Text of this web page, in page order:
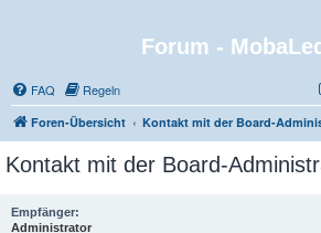
Forum -
FAQ Regeln
Foren-Übersicht Kontakt mit der Board-
Kontakt mit der Board-
Empfänger:
Administrator